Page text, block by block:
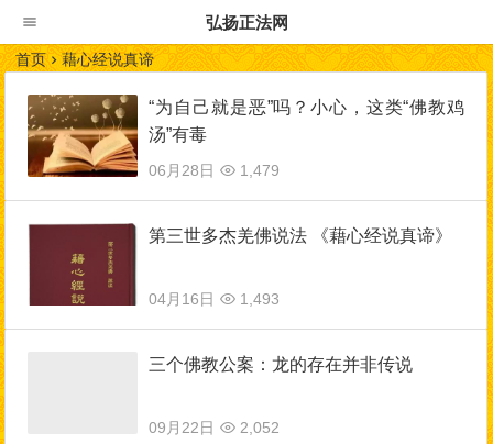
弘扬正法网
首页 藉心经说真谛
“为自己就是恶”吗？小心，这类“佛教鸡
汤”有毒
06月28日 1,479
第三世多杰羌佛说法 《藉心经说真谛》
04月16日 1,493
三个佛教公案：龙的存在并非传说
09月22日 2,052